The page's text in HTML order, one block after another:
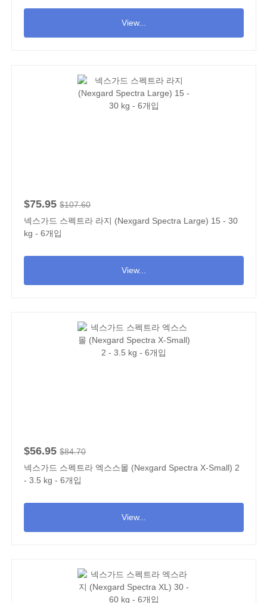
View...
$75.95 $107.60
넥스가드 스펙트라 라지 (Nexgard Spectra Large) 15 - 30
kg - 6개입
View...
$56.95 $84.70
넥스가드 스펙트라 엑스스몰 (Nexgard Spectra X-Small) 2
- 3.5 kg - 6개입
View...